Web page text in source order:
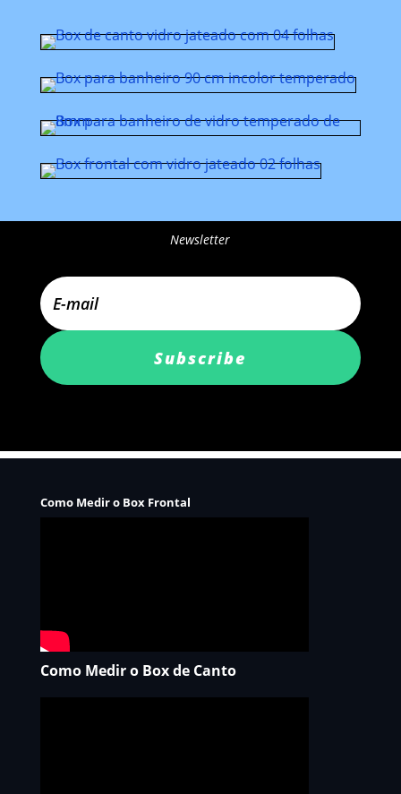
Newsletter
Subscribe
Como Medir o Box Frontal
Como Medir o Box de Canto